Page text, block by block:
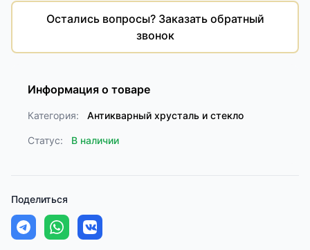
Остались вопросы? Заказать обратный
звонок
Информация о товаре
Категория: Антикварный хрусталь и стекло
Статус: В наличии
Поделиться